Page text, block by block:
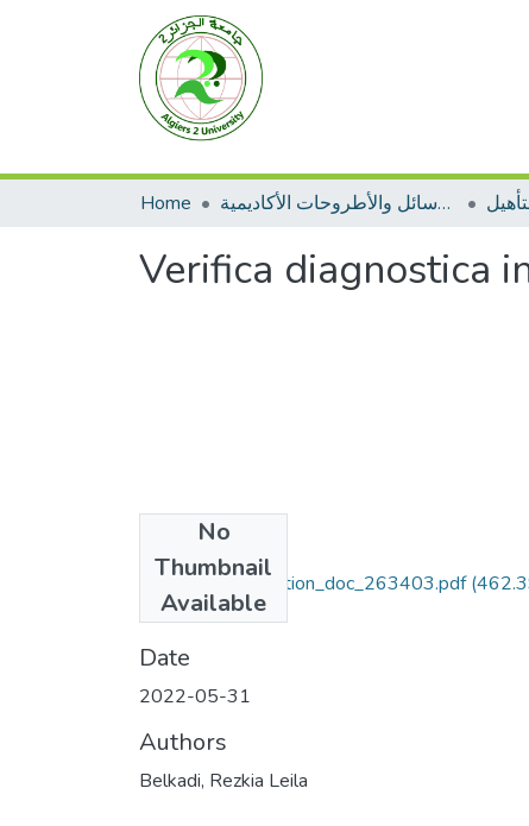
Home الرسائل والأطروحات الأكاديمية
Verifica diagnostica
No
Thumbnail
Available
acti_scien_production_doc_263403.pdf
KB)
Date
2022-05-31
Authors
Belkadi, Rezkia Leila